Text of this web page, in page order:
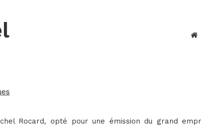
Rocard, opté pour une émission du grand